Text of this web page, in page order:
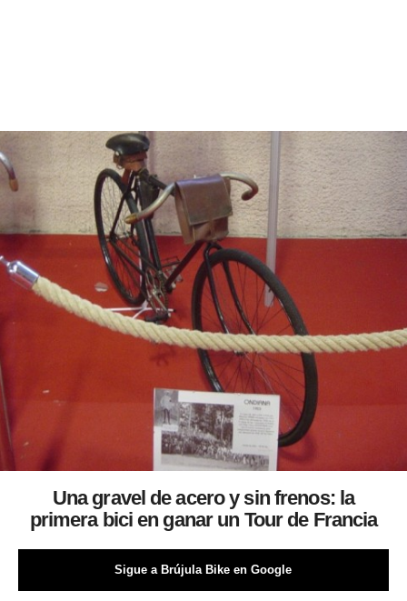
Una gravel de acero y sin frenos: la
primera bici en ganar un Tour de Francia
Sigue a Brújula Bike en Google